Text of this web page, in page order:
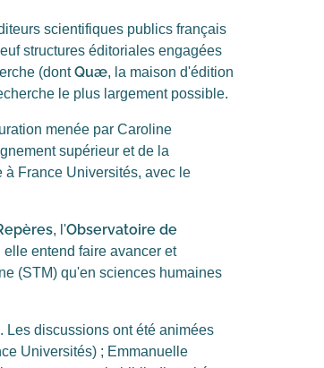
scientifiques publics français
structures éditoriales engagées
(dontQuæ, la maison d'édition
le plus largement possible.
menée par Caroline
supérieur et de la
France Universités, avec le
, l'Observatoire de
entend faire avancer et
(STM) qu'en sciences humaines
Les discussions ont été animées
Universités) ; Emmanuelle